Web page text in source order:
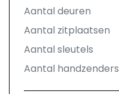
Aantal deuren
Aantal zitplaatsen
Aantal sleutels
Aantal handzenders